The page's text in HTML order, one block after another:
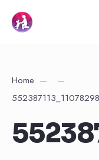
Home